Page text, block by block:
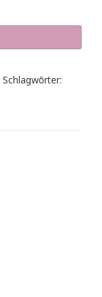
Schlagwörter: